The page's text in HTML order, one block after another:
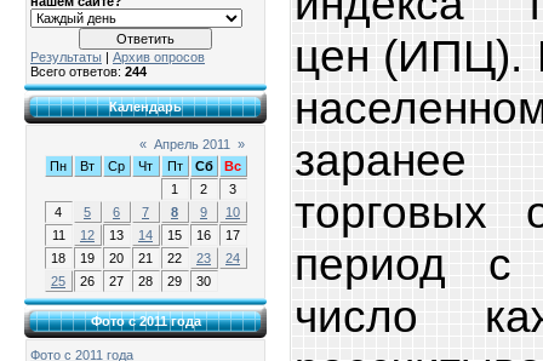
Результаты
Архив опросов
Всего ответов: 244
Календарь
« Апрель 2011 »
Пн
Вт Ср Чт Пт Сб
Вс
1
2
3
4
5 6 7 8 9
10
11
12 13 14 15 16
17
18
19 20 21 22 23
24
25
26 27 28 29 30
Фото с 2011 года
Фото с 2011 года
цен (ИПЦ).
заранее
торговых
период с
число